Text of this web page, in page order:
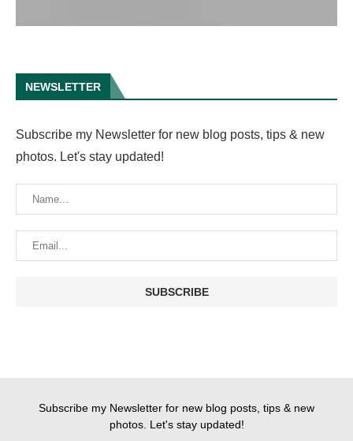
NEWSLETTER
Subscribe my Newsletter for new blog posts, tips & new
photos. Let's stay updated!
Subscribe my Newsletter for new blog posts, tips & new
photos. Let's stay updated!